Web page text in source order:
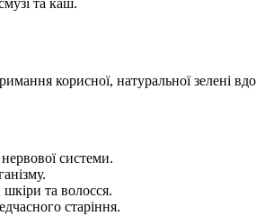
та каш.
корисної, натуральної
системи.
та волосся.
старіння.